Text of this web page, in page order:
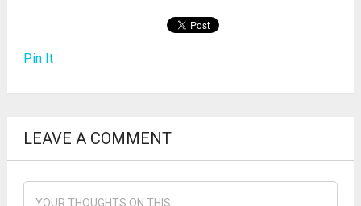
Pin It
LEAVE A COMMENT